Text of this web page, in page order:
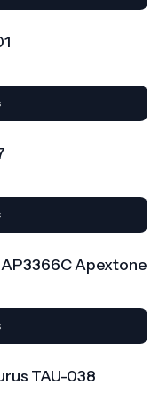
Apextone
TAU-038